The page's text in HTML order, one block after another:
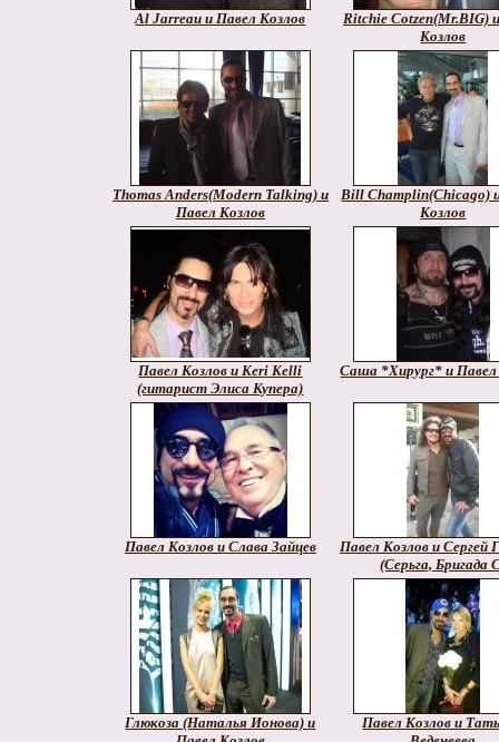
Al Jarreau и Павел Козлов
Ritchie Cotzen(Mr.BIG)
Козлов
Thomas Anders(Modern Talking) и
Павел Козлов
Bill Champlin(Chicago)
Козлов
Павел Козлов и Keri Kelli
(гитарист Элиса Купера)
Саша *Хирург* и Павел
Павел Козлов и Слава Зайцев
Павел Козлов и Сергей
(Серьга, Бригада
Глюкоза (Наталья Ионова) и
Павел Козлов и